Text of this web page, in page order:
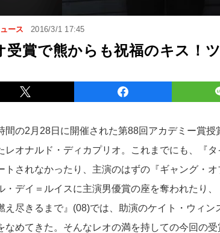
ース 2016/3/1 17:45
受賞で熊からも祝福のキス！
間の2月28日に開催された第88回アカデミー賞
レオナルド・ディカプリオ。これまでにも、『
トされなかったり、主演のはずの『ギャング・
・デイ＝ルイスに主演男優賞の座を奪われたり
尽きるまで』(08)では、助演のケイト・ウィン
なめてきた。そんなレオの満を持しての今回の